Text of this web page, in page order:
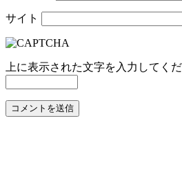
サイト
上に表示された文字を入力してくだ